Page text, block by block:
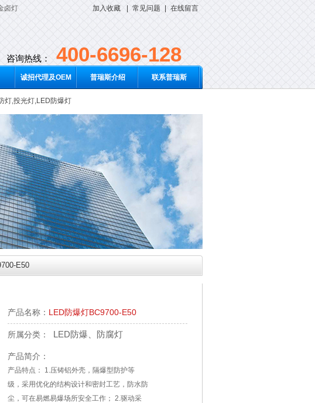
加入收藏 常见问题 在线留言
卤灯
咨询热线： 400-6696-128
诚招代理及OEM 普瑞斯介绍 联系普瑞斯
灯,投光灯,LED防爆灯
E50
产品名称： LED防爆灯BC9700-E50
所属分类： LED防爆、防腐灯
产品简介：
产品特点： 1.压铸铝外壳，隔爆型防护等
级，采用优化的结构设计和密封工艺，防水防
尘，可在易燃易爆场所安全工作； 2.驱动采